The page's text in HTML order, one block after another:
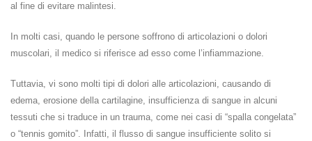
al fine di evitare malintesi.
In molti casi, quando le persone soffrono di articolazioni o dolori
muscolari, il medico si riferisce ad esso come l’infiammazione.
Tuttavia, vi sono molti tipi di dolori alle articolazioni, causando di
edema, erosione della cartilagine, insufficienza di sangue in alcuni
tessuti che si traduce in un trauma, come nei casi di “spalla congelata”
o “tennis gomito”. Infatti, il flusso di sangue insufficiente solito si